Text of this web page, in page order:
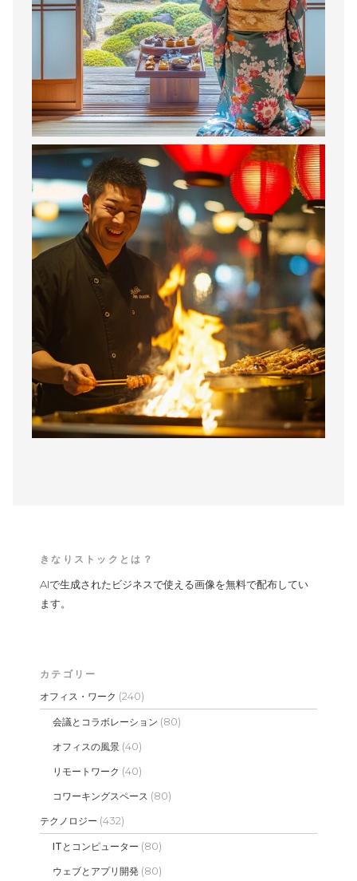
きなりストックとは？
AIで生成されたビジネスで使える画像を無料で配布してい
ます。
カテゴリー
オフィス・ワーク (240)
会議とコラボレーション (80)
オフィスの風景 (40)
リモートワーク (40)
コワーキングスペース (80)
テクノロジー (432)
ITとコンピューター (80)
ウェブとアプリ開発 (80)